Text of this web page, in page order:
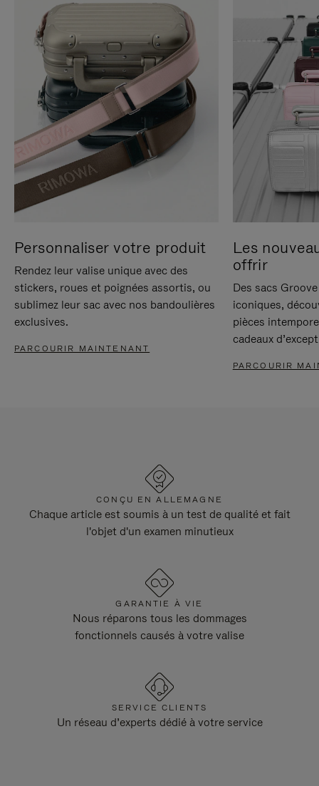
Personnaliser votre produit
Rendez leur valise unique avec des
stickers, roues et poignées assortis, ou
sublimez leur sac avec nos bandoulières
exclusives.
PARCOURIR MAINTENANT
Les
offrir
Des sacs
iconiques,
pièces
cadeaux
PARCOURIR
CONÇU EN ALLEMAGNE
Chaque article est soumis à un test de qualité et fait
l'objet d'un examen minutieux
GARANTIE À VIE
Nous réparons tous les dommages
fonctionnels causés à votre valise
SERVICE CLIENTS
Un réseau d’experts dédié à votre service